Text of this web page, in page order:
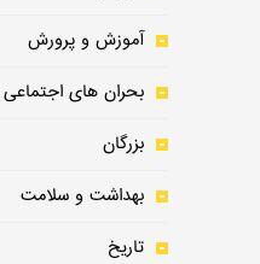
آموزش و پرورش
بحران های اجتماعی
بزرگان
بهداشت و سلامت
تاریخ